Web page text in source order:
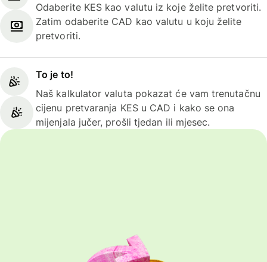
Odaberite KES kao valutu iz koje želite pretvoriti.
Zatim odaberite CAD kao valutu u koju želite
pretvoriti.
To je to!
Naš kalkulator valuta pokazat će vam trenutačnu
cijenu pretvaranja KES u CAD i kako se ona
mijenjala jučer, prošli tjedan ili mjesec.